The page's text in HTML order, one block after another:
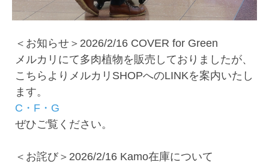
＜お知らせ＞2026/2/16 COVER for Green
メルカリにて多肉植物を販売しておりましたが、
こちらよりメルカリSHOPへのLINKを案内いたし
ます。
C・F・G
ぜひご覧ください。
＜お詫び＞2026/2/16 Kamo在庫について